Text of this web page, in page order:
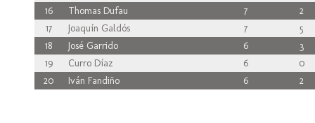
16
Thomas Dufau 7
2
17
Joaquín Galdós 7
5
18
José Garrido 6
3
19
Curro Díaz 6
0
20
Iván Fandiño 6 2